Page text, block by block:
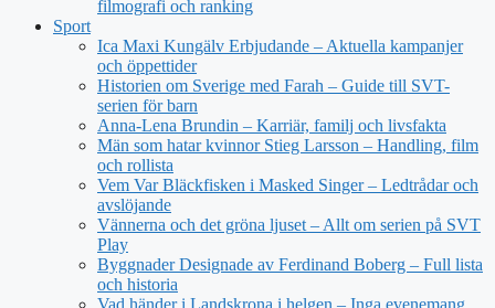
filmografi och ranking
Sport
Ica Maxi Kungälv Erbjudande – Aktuella kampanjer
och öppettider
Historien om Sverige med Farah – Guide till SVT-
serien för barn
Anna-Lena Brundin – Karriär, familj och livsfakta
Män som hatar kvinnor Stieg Larsson – Handling, film
och rollista
Vem Var Bläckfisken i Masked Singer – Ledtrådar och
avslöjande
Vännerna och det gröna ljuset – Allt om serien på SVT
Play
Byggnader Designade av Ferdinand Boberg – Full lista
och historia
Vad händer i Landskrona i helgen – Inga evenemang